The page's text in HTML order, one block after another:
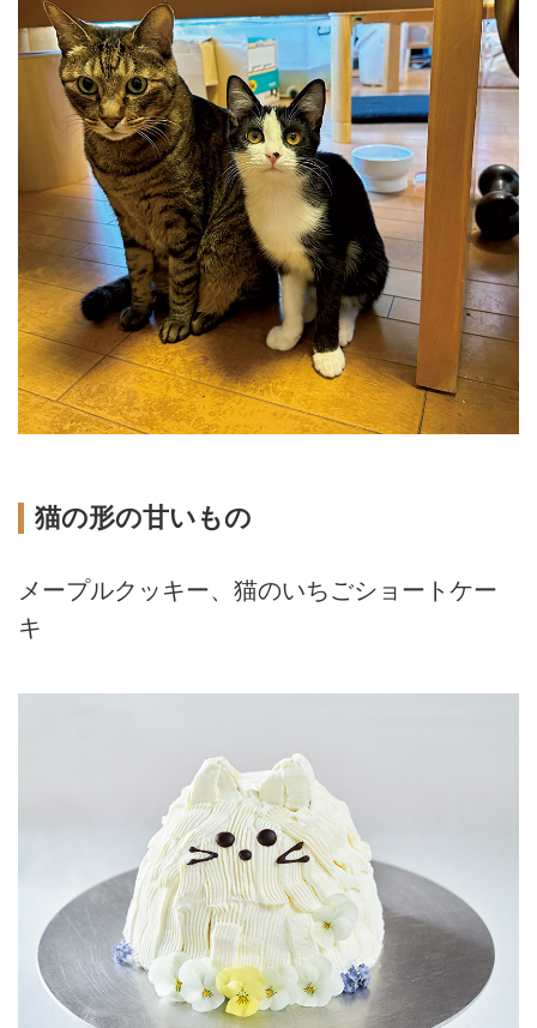
猫の形の甘いもの
メープルクッキー、猫のいちごショートケー
キ